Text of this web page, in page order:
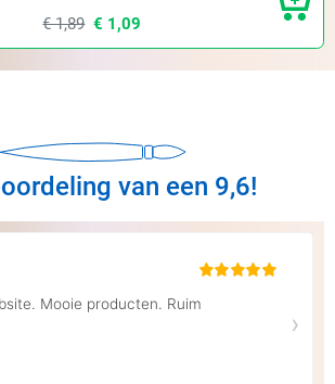
€ 1,89 € 1,09
van een 9,6!